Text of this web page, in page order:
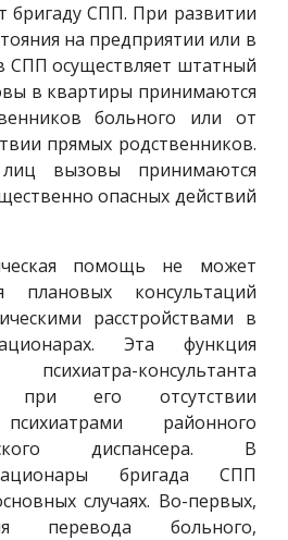
бригаду СПП. При развитии
на предприятии или в
СПП осуществляет штатный
в квартиры принимаются
больного или от
прямых родственников.
вызовы принимаются
опасных действий
помощь не может
плановых консультаций
расстройствами в
Эта функция
консультанта
при его отсутствии
районного
диспансера. В
бригада СПП
случаях. Во-первых,
перевода больного,